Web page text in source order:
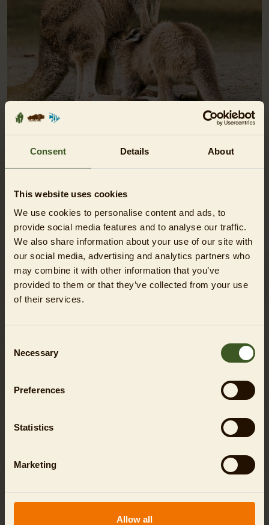
Consent Details About
This website uses cookies
We use cookies to personalise content and ads, to
provide social media features and to analyse our traffic.
We also share information about your use of our site with
our social media, advertising and analytics partners who
may combine it with other information that you’ve
provided to them or that they’ve collected from your use
of their services.
Selection
Necessary
Preferences
Statistics
Marketing
Allow all